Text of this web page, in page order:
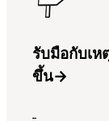
รับมือกับเ
ขึ้น→